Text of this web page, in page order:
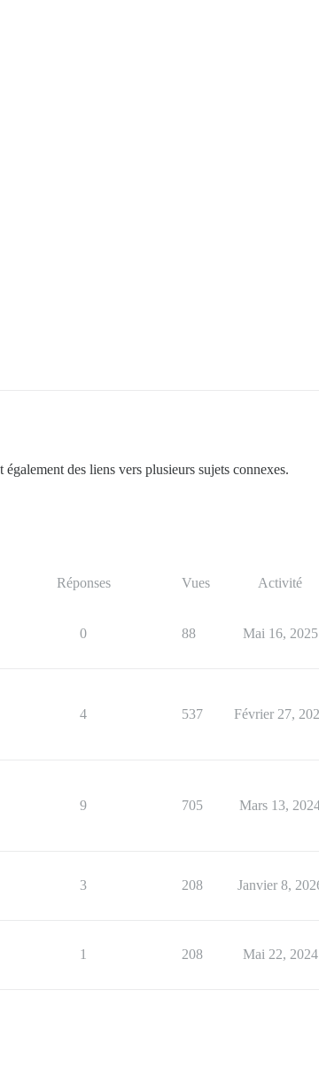
également des liens vers plusieurs sujets connexes.
Réponses Vues Activité
0 88 Mai 16, 2025
4 537 Février 27,
9 705 Mars 13,
3 208 Janvier 8,
1 208 Mai 22, 2024